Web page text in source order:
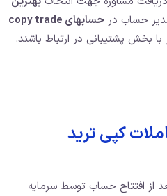
حساب در حسابهای copy trade
بخش پشتیبانی در ارتباط باشند.
کپی ترید
از افتتاح حساب توسط سرمایه